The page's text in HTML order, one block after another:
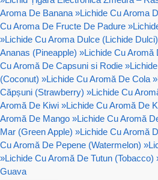
Aroma De Banana »Lichide Cu Aroma
Cu Aroma De Fructe De Padure »
»Lichide Cu Aroma Dulce (Lichide Dulci)
Ananas (Pineapple) »Lichide Cu Aromă
Cu Aromă De Capsuni si Rodie »
(Coconut) »Lichide Cu Aromă De Cola »
Căpșuni (Strawberry) »Lichide Cu
Aromă De Kiwi »Lichide Cu Aromă De
Aromă De Mango »Lichide Cu Aromă
Mar (Green Apple) »Lichide Cu Aromă
Cu Aromă De Pepene (Watermelon) »
»Lichide Cu Aromă De Tutun (Tobacco)
Guava